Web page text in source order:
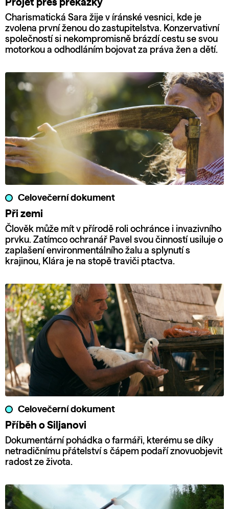
Projet přes překážky
Charismatická Sara žije v íránské vesnici, kde je
zvolena první ženou do zastupitelstva. Konzervativní
společností si nekompromisně brázdí cestu se svou
motorkou a odhodláním bojovat za práva žen a dětí.
Celovečerní dokument
Při zemi
Člověk může mít v přírodě roli ochránce i invazivního
prvku. Zatímco ochranář Pavel svou činností usiluje o
zaplašení environmentálního žalu a splynutí s
krajinou, Klára je na stopě traviči ptactva.
Celovečerní dokument
Příběh o Siljanovi
Dokumentární pohádka o farmáři, kterému se díky
netradičnímu přátelství s čápem podaří znovuobjevit
radost ze života.